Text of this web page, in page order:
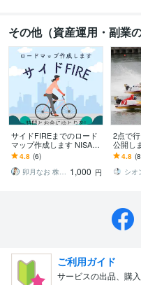
その他（資産運用・副業
サイドFIREまでのロード
マップ作成します NISA含
む株式投資でサイドFIRE
を目指す道筋をお届け！
4.8 (6)
卯月なお 株とNISAと不動産 1,000 円
2点で
公開し
投資術
日最大6
4.8
シオ
ご利用ガイド
サービスの出品、購